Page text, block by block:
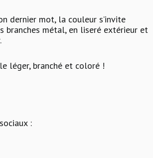
dernier mot, la couleur s’invite
branches métal, en liseré extérieur et
léger, branché et coloré !
: